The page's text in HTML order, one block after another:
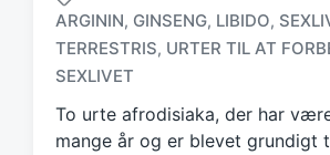
T
a
g
e
ARGININ, GINSENG, LIBIDO,
TERRESTRIS, URTER TIL AT
SEXLIVET
To urte afrodisiaka, der har
mange år og er blevet grundigt